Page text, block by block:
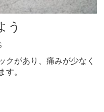
う
クがあり、痛みが少なく
。